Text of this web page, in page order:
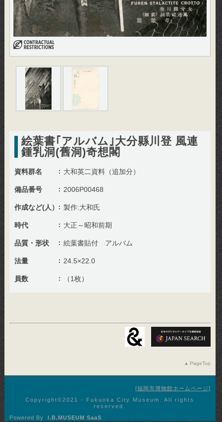
絵葉書｢アルバム｣大分縣川登 風連
鍾乳洞(舊洞)奇想閣
資料群名 大和英二資料（追加分）
備品番号 2006P00468
作成など(人） 製作:大和氏
時代 大正～昭和前期
品質・形状 絵葉書貼付 アルバム
法量 24.5×22.0
員数 （1枚）
PageTop
福岡市博物館ホームページ
Copyright©︎2021 - Fukuoka City Museum. All rights
reserved.
Powered By
I.B.MUSEUM SaaS